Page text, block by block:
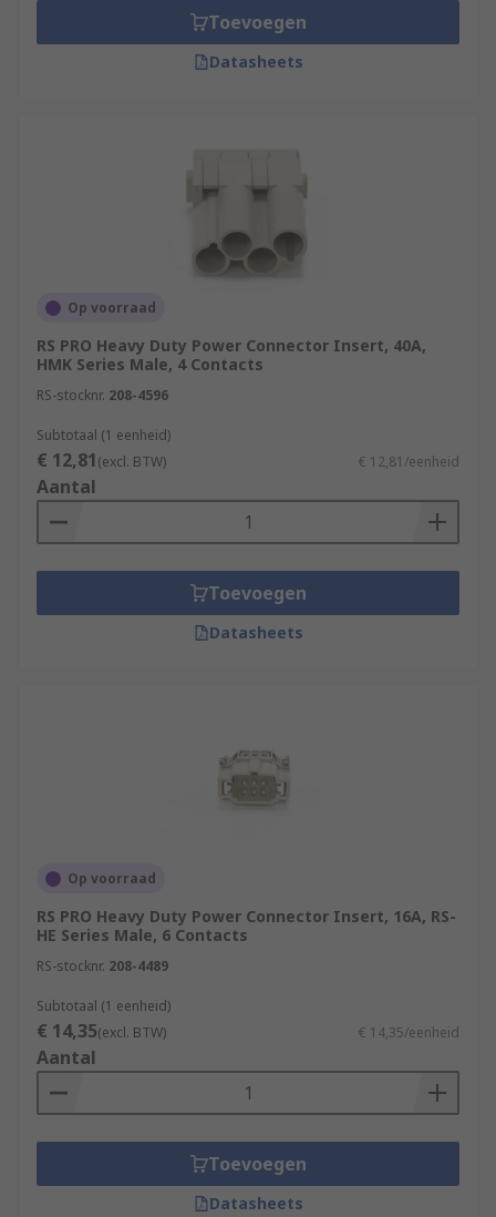
Toevoegen
Datasheets
Op voorraad
RS PRO Heavy Duty Power Connector Insert, 40A,
HMK Series Male, 4 Contacts
RS-stocknr. 208-4596
Subtotaal (1 eenheid)
€ 12,81(excl. BTW) € 12,81/eenheid
Aantal
Toevoegen
Datasheets
Op voorraad
RS PRO Heavy Duty Power Connector Insert, 16A, RS-
HE Series Male, 6 Contacts
RS-stocknr. 208-4489
Subtotaal (1 eenheid)
€ 14,35(excl. BTW) € 14,35/eenheid
Aantal
Toevoegen
Datasheets